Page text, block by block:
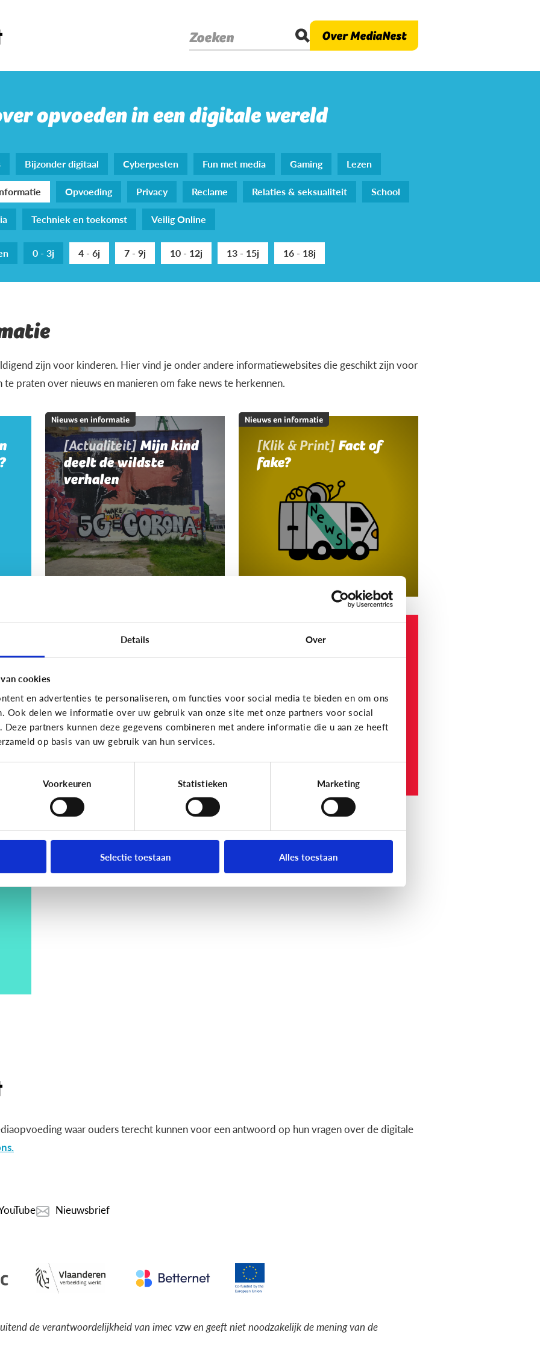
Details Over
cookies
en advertenties te personaliseren, om functies voor social media te bieden en om ons
Ook delen we informatie over uw gebruik van onze site met onze partners voor social
Deze partners kunnen deze gegevens combineren met andere informatie die u aan ze heeft
op basis van uw gebruik van hun services.
Voorkeuren Statistieken Marketing
Selectie toestaan Alles toestaan
Zoeken Over MediaNest
opvoeden in een digitale wereld
Bijzonder digitaal Cyberpesten Fun met media Gaming
Lezen
Opvoeding Privacy Reclame Relaties & seksualiteit
School
Techniek en toekomst Veilig Online
0 - 3j 4 - 6j 7 - 9j 10 - 12j 13 - 15j 16 - 18j
zijn voor kinderen. Hier vind je onder andere informatiewebsites die geschikt zijn voor
praten over nieuws en manieren om fake news te herkennen.
Nieuws en informatie
[Actualiteit]Mijn kind
deelt de wildste
verhalen
Nieuws en informatie
[Klik & Print] Fact of
fake?
Nep of echt?
informatiewebsites
kinderen en jongeren?
waar ouders terecht kunnen voor een antwoord op hun vragen over de digitale
Nieuwsbrief
de verantwoordelijkheid van imec vzw en geeft niet noodzakelijk de mening van de